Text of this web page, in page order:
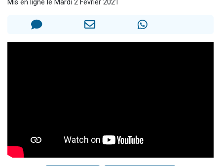
Mis en ligne le Mardi 2 Février 2021